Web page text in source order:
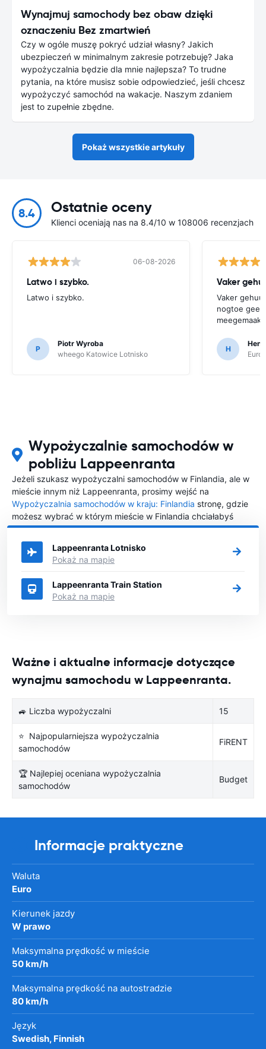
Wynajmuj samochody bez obaw dzięki
oznaczeniu Bez zmartwień
Czy w ogóle muszę pokryć udział własny? Jakich
ubezpieczeń w minimalnym zakresie potrzebuję? Jaka
wypożyczalnia będzie dla mnie najlepsza? To trudne
pytania, na które musisz sobie odpowiedzieć, jeśli chcesz
wypożyczyć samochód na wakacje. Naszym zdaniem
jest to zupełnie zbędne.
Pokaż wszystkie artykuły
8.4 Ostatnie oceny
Klienci oceniają nas na 8.4/10 w 108006 recenzjach
06-08-2026
Latwo i szybko.
Latwo i szybko.
P
Piotr Wyroba
wheego Katowice Lotnisko
Vaker
Vaker
nogtoe
meegemaakt.
H
Wypożyczalnie samochodów w
pobliżu Lappeenranta
Jeżeli szukasz wypożyczalni samochodów w Finlandia, ale w
mieście innym niż Lappeenranta, prosimy wejść na
Wypożyczalnia samochodów w kraju: Finlandia stronę, gdzie
możesz wybrać w którym mieście w Finlandia chciałabyś
wypożyczyć samochód.
Lappeenranta Lotnisko
Pokaż na mapie
Lappeenranta Train Station
Pokaż na mapie
Ważne i aktualne informacje dotyczące
wynajmu samochodu w Lappeenranta.
🚙 Liczba wypożyczalni 15
⭐ Najpopularniejsza wypożyczalnia
samochodów
FiRENT
🏆 Najlepiej oceniana wypożyczalnia
samochodów
Budget
Informacje praktyczne
Waluta
Euro
Kierunek jazdy
W prawo
Maksymalna prędkość w mieście
50 km/h
Maksymalna prędkość na autostradzie
80 km/h
Język
Swedish, Finnish